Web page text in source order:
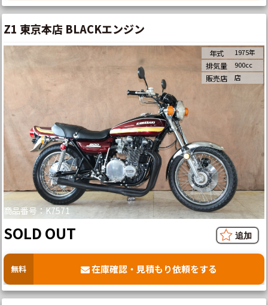
Z1 東京本店 BLACKエンジン
商品番号：K7571
年式 1975年
排気量 900cc
販売店 店
SOLD OUT
無料 在庫確認・見積もり依頼をする